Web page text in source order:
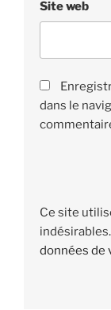
Site web
dans le
Ce site
indésirables.
données de